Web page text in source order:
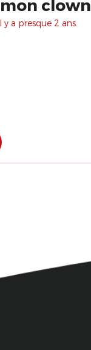
clown
a presque 2 ans.